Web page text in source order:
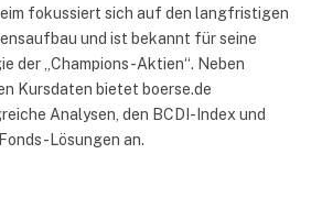
fokussiert sich auf den langfristigen
und ist bekannt für seine
der „Champions-Aktien“. Neben
Kursdaten bietet boerse.de
Analysen, den BCDI-Index und
Lösungen an.